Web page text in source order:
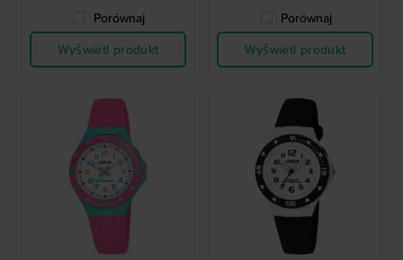
Porównaj
Wyświetl produkt
Porównaj
Wyświetl produkt